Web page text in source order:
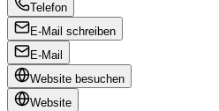
Telefon
E-Mail schreiben
E-Mail
Website besuchen
Website